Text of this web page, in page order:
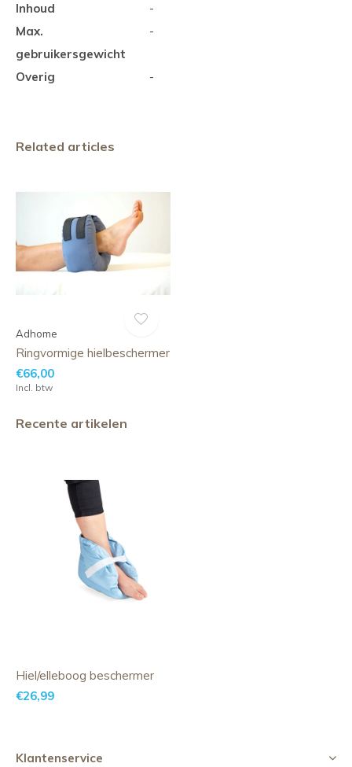
Inhoud
-
Max.
gebruikersgewicht
-
Overig -
Related articles
Adhome
Ringvormige hielbeschermer
€66,00
Incl. btw
Recente artikelen
Hiel/elleboog beschermer
€26,99
Klantenservice